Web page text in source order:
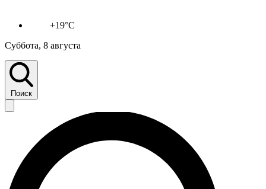
+19°C
Суббота, 8 августа
Поиск